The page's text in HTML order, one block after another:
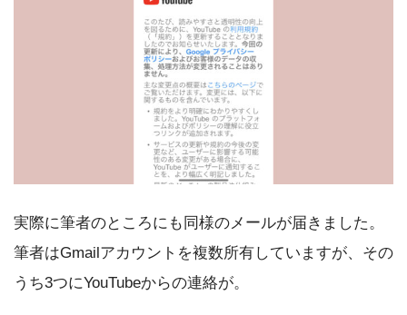
実際に筆者のところにも同様のメールが届きました。
筆者はGmailアカウントを複数所有していますが、その
うち3つにYouTubeからの連絡が。